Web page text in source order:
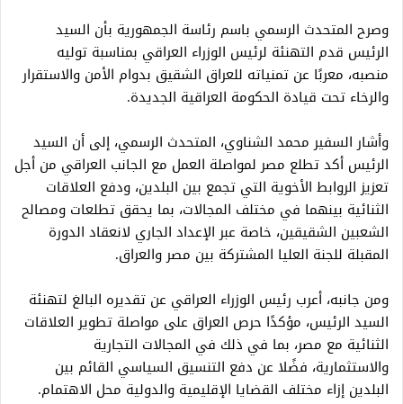
وصرح المتحدث الرسمي باسم رئاسة الجمهورية بأن السيد
الرئيس قدم التهنئة لرئيس الوزراء العراقي بمناسبة توليه
منصبه، معربًا عن تمنياته للعراق الشقيق بدوام الأمن والاستقرار
والرخاء تحت قيادة الحكومة العراقية الجديدة.
وأشار السفير محمد الشناوي، المتحدث الرسمي، إلى أن السيد
الرئيس أكد تطلع مصر لمواصلة العمل مع الجانب العراقي من أجل
تعزيز الروابط الأخوية التي تجمع بين البلدين، ودفع العلاقات
الثنائية بينهما في مختلف المجالات، بما يحقق تطلعات ومصالح
الشعبين الشقيقين، خاصة عبر الإعداد الجاري لانعقاد الدورة
المقبلة للجنة العليا المشتركة بين مصر والعراق.
ومن جانبه، أعرب رئيس الوزراء العراقي عن تقديره البالغ لتهنئة
السيد الرئيس، مؤكدًا حرص العراق على مواصلة تطوير العلاقات
الثنائية مع مصر، بما في ذلك في المجالات التجارية
والاستثمارية، فضًلا عن دفع التنسيق السياسي القائم بين
البلدين إزاء مختلف القضايا الإقليمية والدولية محل الاهتمام.